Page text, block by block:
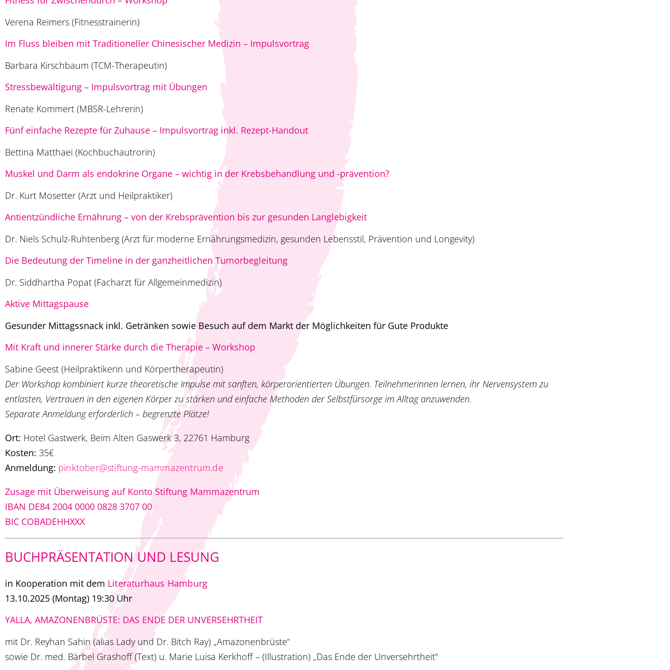
Verena Reimers (Fitnesstrainerin)
Im Fluss bleiben mit Traditioneller Chinesischer Medizin – Impulsvortrag
Barbara Kirschbaum (TCM-Therapeutin)
Stressbewältigung – Impulsvortrag mit Übungen
Renate Kommert (MBSR-Lehrerin)
Fünf einfache Rezepte für Zuhause – Impulsvortrag inkl. Rezept-Handout
Bettina Matthaei (Kochbuchautrorin)
Muskel und Darm als endokrine Organe – wichtig in der Krebsbehandlung und -prävention?
Dr. Kurt Mosetter (Arzt und Heilpraktiker)
Antientzündliche Ernährung – von der Krebsprävention bis zur gesunden Langlebigkeit
Dr. Niels Schulz-Ruhtenberg (Arzt für moderne Ernährungsmedizin, ­gesunden Lebensstil, Prävention und Longevity)
Die Bedeutung der Timeline in der ganzheitlichen Tumorbegleitung
Dr. Siddhartha Popat (Facharzt für Allgemeinmedizin)
Aktive Mittagspause
Gesunder Mittagssnack inkl. Getränken sowie Besuch auf dem Markt der Möglichkeiten für Gute Produkte
Mit Kraft und innerer Stärke durch die Therapie – Workshop
Sabine Geest (Heilpraktikerin und Körpertherapeutin)
Der Workshop kombiniert kurze theoretische Impulse mit sanften, körper­orientierten Übungen. Teilnehmerinnen lernen, ihr Nervensystem zu
entlasten, Vertrauen in den ­eigenen Körper zu stärken und einfache Methoden der Selbstfürsorge im Alltag ­anzuwenden.
Separate Anmeldung erforderlich – begrenzte Plätze!
Ort: Hotel Gastwerk, Beim Alten Gaswerk 3, 22761 Hamburg
Kosten: 35€
Anmeldung: pinktober@stiftung-mammazentrum.de
Zusage mit Überweisung auf Konto Stiftung Mammazentrum
IBAN DE84 2004 0000 0828 3707 00
BIC COBADEHHXXX
BUCHPRÄSENTATION UND LESUNG
in Kooperation mit dem Literaturhaus Hamburg
13.10.2025 (Montag) 19:30 Uhr
YALLA, AMAZONENBRÜSTE: DAS ENDE DER UNVERSEHRTHEIT
mit Dr. Reyhan Sahin (alias Lady und Dr. Bitch Ray) „Amazonenbrüste“
sowie Dr. med. Bärbel Grashoff (Text) u. Marie Luisa Kerkhoff – (Illustration) „Das Ende der Unversehrtheit“